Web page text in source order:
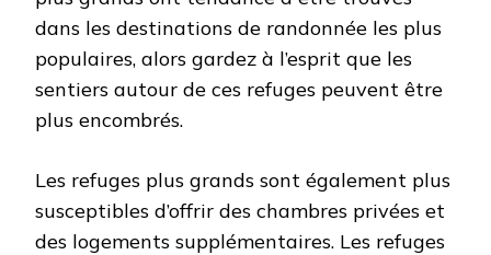
dans les destinations de randonnée les plus
populaires, alors gardez à l’esprit que les
sentiers autour de ces refuges peuvent être
plus encombrés.
Les refuges plus grands sont également plus
susceptibles d’offrir des chambres privées et
des logements supplémentaires. Les refuges